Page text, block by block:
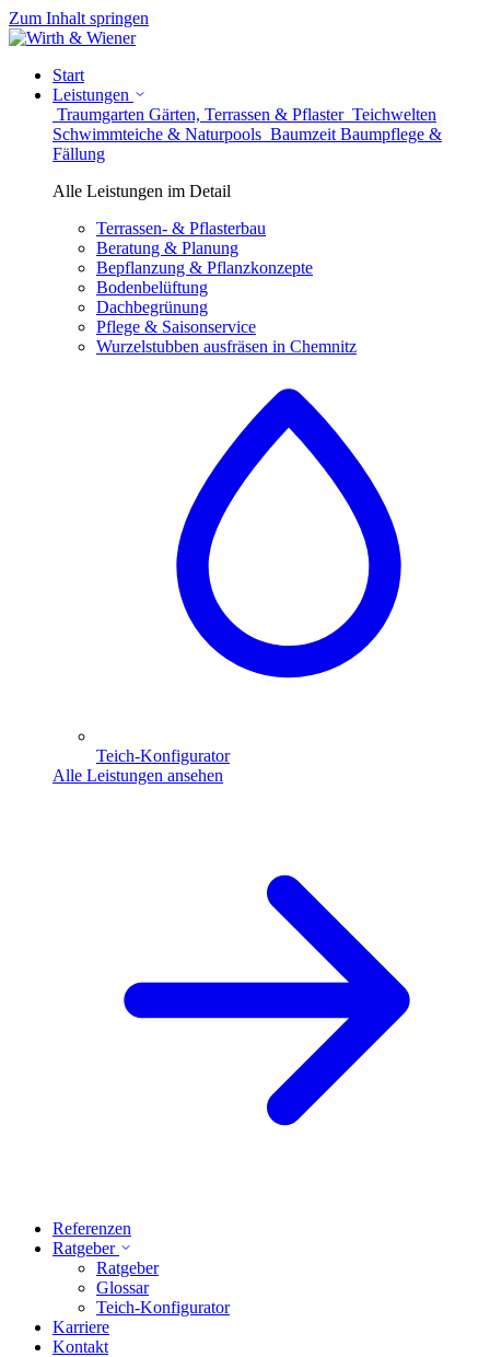
Zum Inhalt springen
Start
Leistungen
Traumgarten Gärten, Terrassen & Pflaster Teichwelten
Schwimmteiche & Naturpools Baumzeit Baumpflege &
Fällung
Alle Leistungen im Detail
Terrassen- & Pflasterbau
Beratung & Planung
Bepflanzung & Pflanzkonzepte
Bodenbelüftung
Dachbegrünung
Pflege & Saisonservice
Wurzelstubben ausfräsen in Chemnitz
Teich-Konfigurator
Alle Leistungen ansehen
Referenzen
Ratgeber
Ratgeber
Glossar
Teich-Konfigurator
Karriere
Kontakt